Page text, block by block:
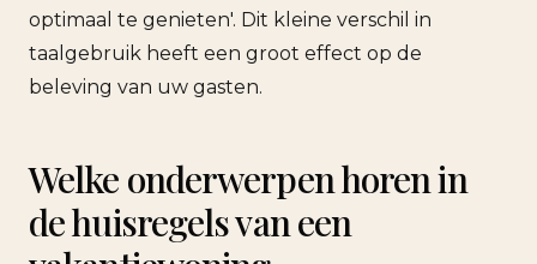
optimaal te genieten'. Dit kleine verschil in
taalgebruik heeft een groot effect op de
beleving van uw gasten.
Welke onderwerpen horen in
de huisregels van een